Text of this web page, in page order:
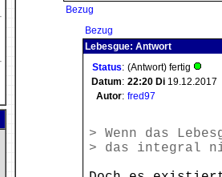
Bezug
Bezug
Lebesgue: Antwort
Status: (Antwort) fertig
Datum: 22:20 Di 19.12.2017
Autor: fred97
> Wenn das
> das integral